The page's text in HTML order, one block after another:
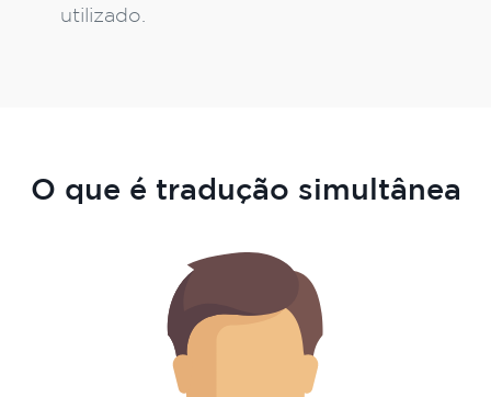
utilizado.
O que é tradução simultânea